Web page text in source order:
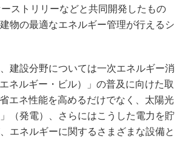
ストリリーなどと共同開発したもの
物の最適なエネルギー管理が行えるシ
建設分野については一次エネルギー消
ネルギー・ビル）」の普及に向けた取
エネ性能を高めるだけでなく、太陽光
（発電）、さらにはこうした電力を貯
エネルギーに関するさまざまな設備と